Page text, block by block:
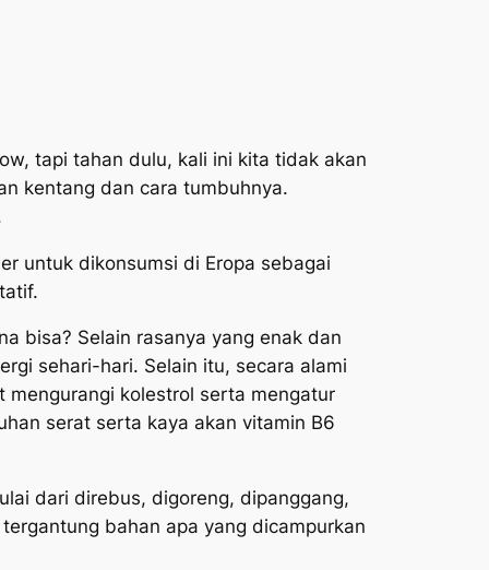
tapi tahan dulu, kali ini kita tidak akan
kentang dan cara tumbuhnya.
untuk dikonsumsi di Eropa sebagai
bisa? Selain rasanya yang enak dan
sehari-hari. Selain itu, secara alami
kolestrol serta mengatur
serat serta kaya akan vitamin B6
dari direbus, digoreng, dipanggang,
bahan apa yang dicampurkan